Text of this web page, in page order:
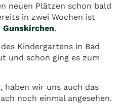
neuen Plätzen schon bald
in zwei Wochen ist
Gunskirchen.
Kindergartens in Bad
und schon ging es zum
haben wir uns auch das
noch einmal angesehen.